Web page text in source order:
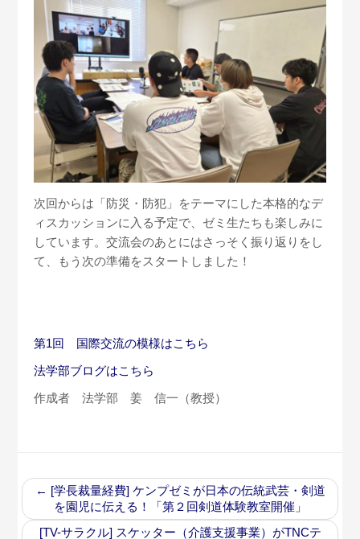
次回からは「防災・防犯」をテーマにした本格的なデ
ィスカッションに入る予定で、ゼミ生たちも楽しみに
しています。交流会のあとにはさっそく振り返りをし
て、もう次の準備をスタートしました！
第1回 国際交流の模様はこちら
法学部ブログはこちら
作成者 法学部 姜 信一（教授）
← [学長裁量経費] ケンプゼミが日本の伝統武芸・剣道
を園児に伝える！「第２回剣道体験教室開催」
[TV-サラクル] スケッター（介護支援事業）がTNCテ